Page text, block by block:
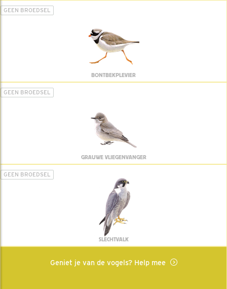
GEEN BROEDSEL
BONTBEKPLEVIER
GEEN BROEDSEL
GRAUWE VLIEGENVANGER
GEEN BROEDSEL
SLECHTVALK
Geniet je van de vogels? Help mee